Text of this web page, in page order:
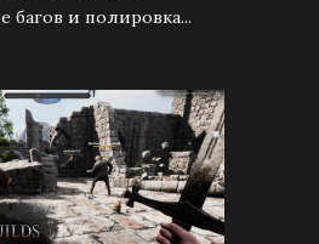
багов и полировка...